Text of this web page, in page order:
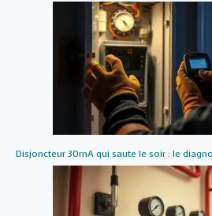
Disjoncteur 30mA qui saute le soir : le